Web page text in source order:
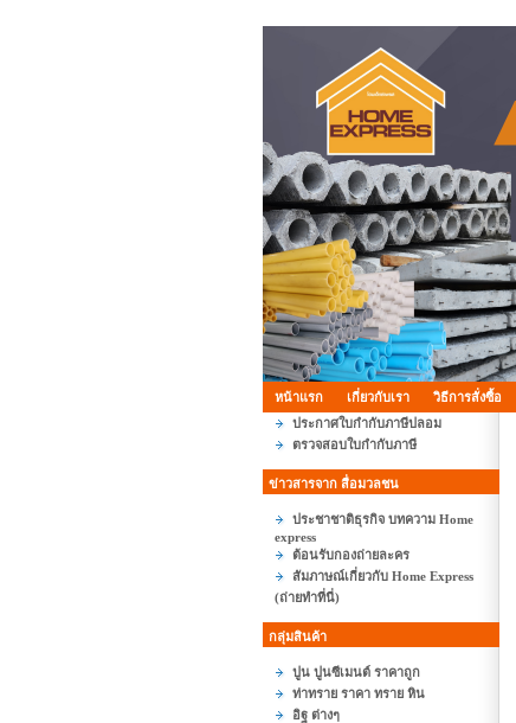
หน้าแรก เกี่ยวกับเรา วิธีการสั่งซื้อ
ประกาศใบกำกับภาษีปลอม
ตรวจสอบใบกำกับภาษี
ข่าวสารจาก สื่อมวลชน
ประชาชาติธุรกิจ บทความ Home
express
ต้อนรับกองถ่ายละคร
สัมภาษณ์เกี่ยวกับ Home Express
(ถ่ายทำที่นี่)
กลุ่มสินค้า
ปูน ปูนซีเมนต์ ราคาถูก
ท่าทราย ราคา ทราย หิน
อิฐ ต่างๆ